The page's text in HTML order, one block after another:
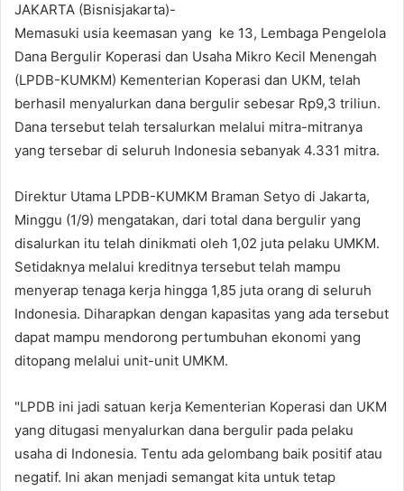
JAKARTA (Bisnisjakarta)-
Memasuki usia keemasan yang ke 13, Lembaga Pengelola
Dana Bergulir Koperasi dan Usaha Mikro Kecil Menengah
(LPDB-KUMKM) Kementerian Koperasi dan UKM, telah
berhasil menyalurkan dana bergulir sebesar Rp9,3 triliun.
Dana tersebut telah tersalurkan melalui mitra-mitranya
yang tersebar di seluruh Indonesia sebanyak 4.331 mitra.
Direktur Utama LPDB-KUMKM Braman Setyo di Jakarta,
Minggu (1/9) mengatakan, dari total dana bergulir yang
disalurkan itu telah dinikmati oleh 1,02 juta pelaku UMKM.
Setidaknya melalui kreditnya tersebut telah mampu
menyerap tenaga kerja hingga 1,85 juta orang di seluruh
Indonesia. Diharapkan dengan kapasitas yang ada tersebut
dapat mampu mendorong pertumbuhan ekonomi yang
ditopang melalui unit-unit UMKM.
"LPDB ini jadi satuan kerja Kementerian Koperasi dan UKM
yang ditugasi menyalurkan dana bergulir pada pelaku
usaha di Indonesia. Tentu ada gelombang baik positif atau
negatif. Ini akan menjadi semangat kita untuk tetap